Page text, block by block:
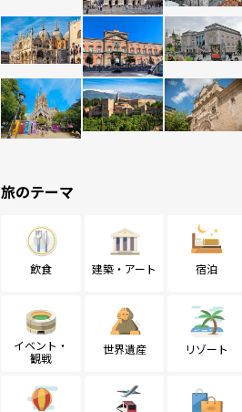
旅のテーマ
飲食 建築・アート 宿泊
イベント・
観戦
世界遺産 リゾート